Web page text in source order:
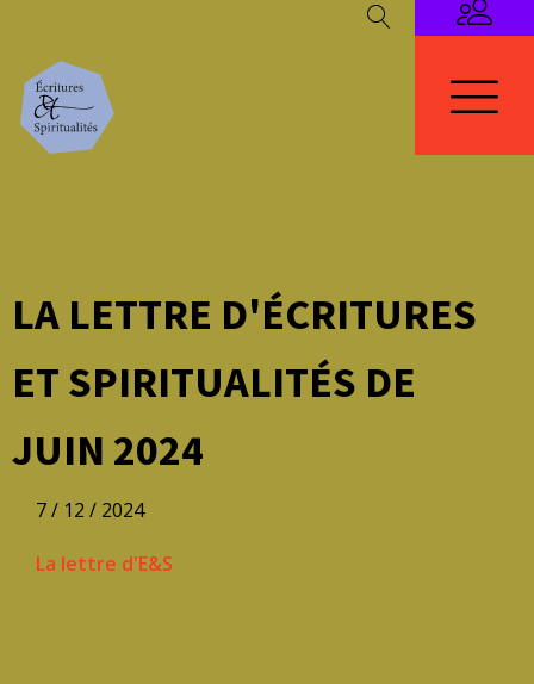
LA LETTRE D'ÉCRITURES
ET SPIRITUALITÉS DE
JUIN 2024
7 / 12 / 2024
La lettre d'E&S